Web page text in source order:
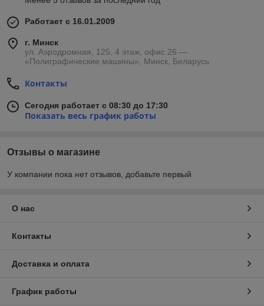
Работает с 16.01.2009
г. Минск
ул. Аэродромная, 125, 4 этаж, офис 26 —
«Полиграфические машины», Минск, Беларусь
Контакты
Сегодня работает с 08:30 до 17:30
Показать весь график работы
Отзывы о магазине
У компании пока нет отзывов, добавьте первый
О нас
Контакты
Доставка и оплата
График работы